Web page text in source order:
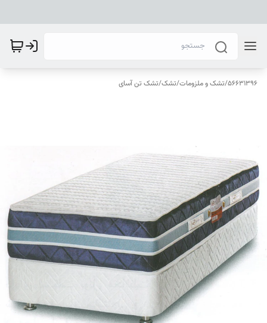
56631396
/تشک و ملزومات/تشک/تشک تن آسای